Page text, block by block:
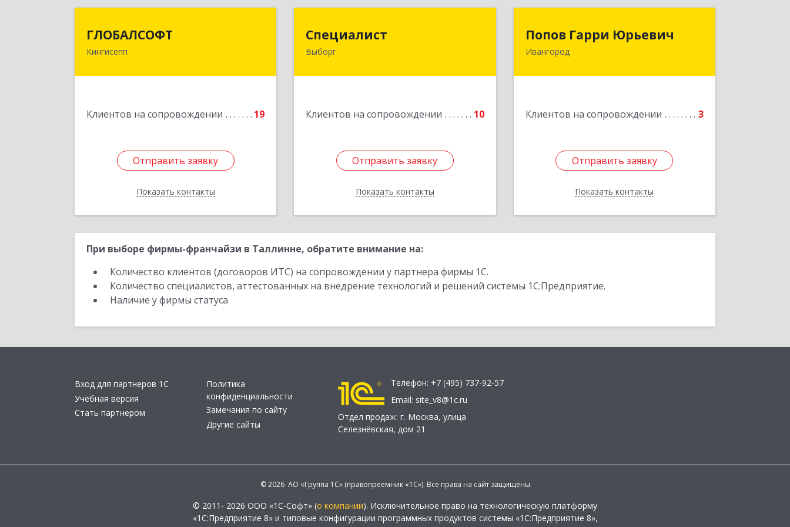
ГЛОБАЛСОФТ
Кингисепп
Клиентов на сопровождении 19
Отправить заявку
Показать контакты
Подробнее
Отправить заявку
Назад
Специалист
Выборг
Клиентов на сопровождении 10
Отправить заявку
Показать контакты
Подробнее
Отправить заявку
Назад
Попов Гарри Юрьевич
Ивангород
Клиентов на сопровождении 3
Отправить заявку
Показать контакты
Отправить заявку
Назад
При выборе фирмы-франчайзи в Таллинне, обратите внимание на:
Количество клиентов (договоров ИТС) на сопровождении у партнера фирмы 1С.
Количество специалистов, аттестованных на внедрение технологий и решений системы 1С:Предприятие.
Наличие у фирмы статуса
Вход для партнеров 1С
Учебная версия
Стать партнером
Политика
конфиденциальности
Замечания по сайту
Другие сайты
Телефон: +7 (495) 737-92-57
Email: site_v8@1c.ru
Отдел продаж: г. Москва, улица
Селезнёвская, дом 21
© 2026 АО «Группа 1С» (правопреемник «1С»). Все права на сайт защищены
© 2011- 2026 ООО «1С-Софт» (о компании). Исключительное право на технологическую платформу
«1С:Предприятие 8» и типовые конфигурации программных продуктов системы «1С:Предприятие 8»,